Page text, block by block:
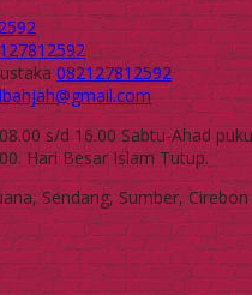
082127812592
s/d 16.00 Sabtu-Ahad
Hari Besar Islam Tutup.
Sendang, Sumber,